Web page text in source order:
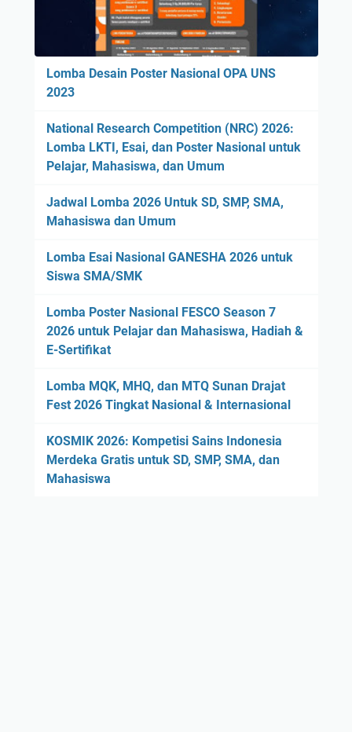
Lomba Desain Poster Nasional OPA UNS
2023
National Research Competition (NRC) 2026:
Lomba LKTI, Esai, dan Poster Nasional untuk
Pelajar, Mahasiswa, dan Umum
Jadwal Lomba 2026 Untuk SD, SMP, SMA,
Mahasiswa dan Umum
Lomba Esai Nasional GANESHA 2026 untuk
Siswa SMA/SMK
Lomba Poster Nasional FESCO Season 7
2026 untuk Pelajar dan Mahasiswa, Hadiah &
E-Sertifikat
Lomba MQK, MHQ, dan MTQ Sunan Drajat
Fest 2026 Tingkat Nasional & Internasional
KOSMIK 2026: Kompetisi Sains Indonesia
Merdeka Gratis untuk SD, SMP, SMA, dan
Mahasiswa